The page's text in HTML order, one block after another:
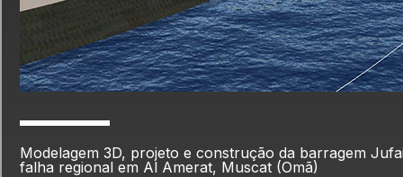
Modelagem 3D, projeto e construção da barragem
falha regional em Al Amerat, Muscat (Omã)